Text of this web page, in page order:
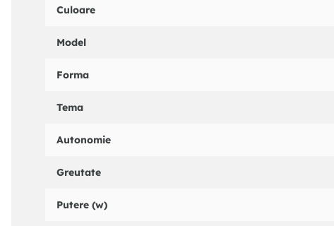
Culoare
Model
Forma
Tema
Autonomie
Greutate
Putere (w)